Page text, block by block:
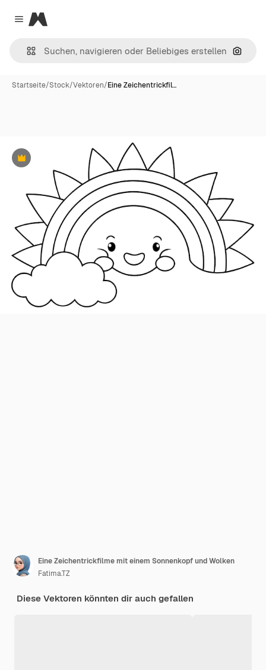
Close menu
Magnific
Nach
Startseite/Stock/Vektoren/Eine Zeichentrickfil…
Premium
Eine Zeichentrickfilme mit einem Sonnenkopf und Wolken
Fatima.TZ
Diese Vektoren könnten dir auch gefallen